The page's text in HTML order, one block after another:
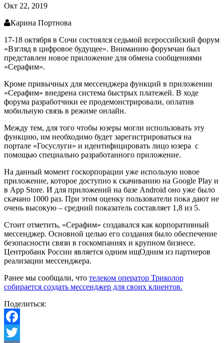
Окт 22, 2019
Карина Портнова
17-18 октября в Сочи состоялся седьмой всероссийский форум
«Взгляд в цифровое будущее». Вниманию форумчан был
представлен новое приложение для обмена сообщениями
«Серафим».
Кроме привычных для мессенджера функций в приложении
«Серафим» внедрена система быстрых платежей. В ходе
форума разработчики ее продемонстрировали, оплатив
мобильную связь в режиме онлайн.
Между тем, для того чтобы юзеры могли использовать эту
функцию, им необходимо будет зарегистрироваться на
портале «Госуслуги» и идентифицировать лицо юзера с
помощью специально разработанного приложение.
На данный момент госкорпорации уже использую новое
приложение, которое доступно к скачиванию на Google Play и
в App Store. И для приложений на базе Android оно уже было
скачано 1000 раз. При этом оценку пользователи пока дают не
очень высокую – средний показатель составляет 1,8 из 5.
Стоит отметить, «Серафим» создавался как корпоративный
мессенджер. Основной целью его создания было обеспечение
безопасности связи в госкомпаниях и крупном бизнесе.
Центробанк России является одним ищОдним из партнеров
реализации мессенджера.
Ранее мы сообщали, что телеком оператор Триколор
собирается создать мессенджер для своих клиентов.
Поделиться:
Facebook